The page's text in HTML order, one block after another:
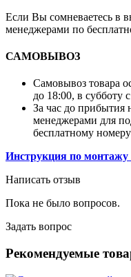
Если Вы сомневаетесь в
менеджерами по
САМОВЫВОЗ
Самовывоз товара
до 18:00, в субботу
За час до прибытия
менеджерами для
бесплатному номеру
Инструкция по монтажу
Написать отзыв
Пока не было вопросов.
Задать вопрос
Рекомендуемые